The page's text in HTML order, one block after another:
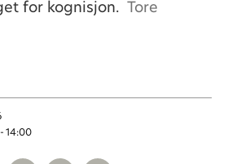
for kognisjon. Tore
- 14:00